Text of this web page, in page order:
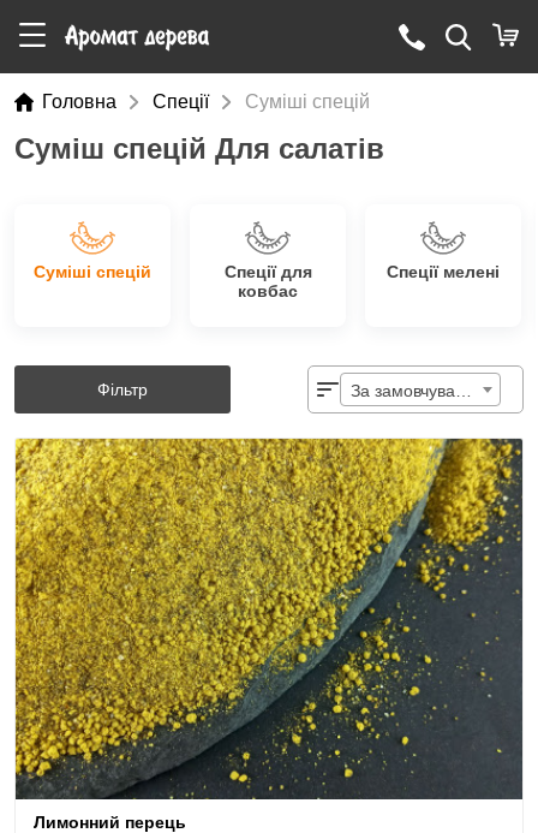
Головна Cпеції Суміші спецій
Суміш спецій Для салатів
Суміші спецій
Спеції для
ковбас
Спеції мелені
Фільтр
Лимонний перець